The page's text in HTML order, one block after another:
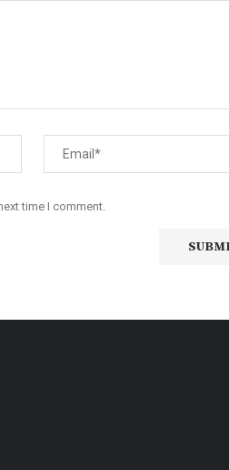
time I comment.